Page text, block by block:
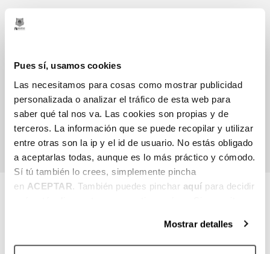
Pues sí, usamos cookies
Las necesitamos para cosas como mostrar publicidad
personalizada o analizar el tráfico de esta web para
saber qué tal nos va. Las cookies son propias y de
terceros. La información que se puede recopilar y utilizar
entre otras son la ip y el id de usuario. No estás obligado
a aceptarlas todas, aunque es lo más práctico y cómodo.
Sí tú también lo crees, simplemente pincha
en ACEPTAR . También puedes pinchar aquí para decidir
Mostrar detalles
palanca educativa y facilitador del acceso y
la difusión de la cultura vasca. Así, Bilbao
Basket, transmite su know-how a clubes,
entrenadores y a empresas, entre otros.
ÁREA SOCIAL